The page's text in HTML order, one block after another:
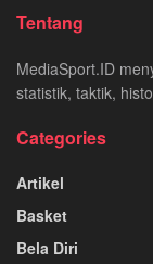
Tentang
MediaSport.ID
statistik, taktik,
Categories
Artikel
Basket
Bela Diri